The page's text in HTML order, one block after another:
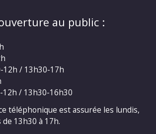
au public :
12h / 13h30-17h
12h / 13h30-16h30
téléphonique est assurée les lundis,
13h30 à 17h.